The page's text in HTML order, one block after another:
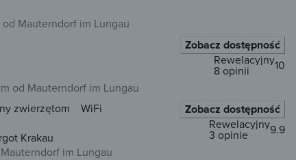
od Mauterndorf im Lungau
Zobacz dostępność
od Mauterndorf im Lungau
10
Rewelacyjny
8 opinii
zwierzętom WiFi
Zobacz dostępność
Krakau
im Lungau
9.9
Rewelacyjny
3 opinie